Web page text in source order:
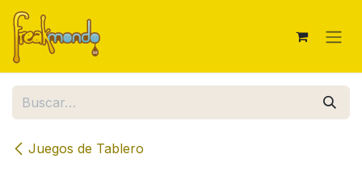
Ir al contenido
Juegos de Tablero